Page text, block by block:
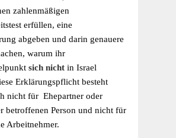
zahlenmäßigen
erfüllen, eine
abgeben und darin genauere
warum ihr
sich nicht in Israel
Erklärungspflicht besteht
nicht für Ehepartner oder
betroffenen Person und nicht für
Arbeitnehmer.